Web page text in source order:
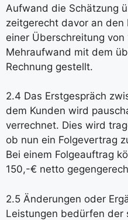
Aufwand die Schätzung
zeitgerecht davor an den
einer Überschreitung von
Mehraufwand mit dem
Rechnung gestellt.
2.4 Das Erstgespräch
dem Kunden wird
verrechnet. Dies wird
ob nun ein Folgevertrag
Bei einem Folgeauftrag
150,-€ netto
2.5 Änderungen oder
Leistungen bedürfen der